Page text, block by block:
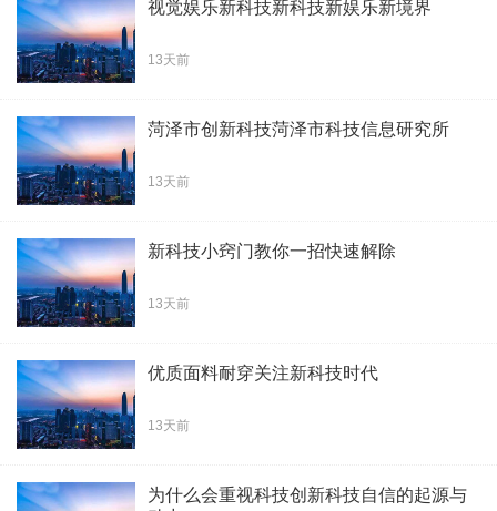
视觉娱乐新科技新科技新娱乐新境界
13天前
菏泽市创新科技菏泽市科技信息研究所
13天前
新科技小窍门教你一招快速解除
13天前
优质面料耐穿关注新科技时代
13天前
为什么会重视科技创新科技自信的起源与